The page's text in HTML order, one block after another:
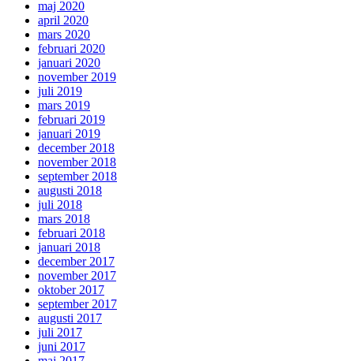
maj 2020
april 2020
mars 2020
februari 2020
januari 2020
november 2019
juli 2019
mars 2019
februari 2019
januari 2019
december 2018
november 2018
september 2018
augusti 2018
juli 2018
mars 2018
februari 2018
januari 2018
december 2017
november 2017
oktober 2017
september 2017
augusti 2017
juli 2017
juni 2017